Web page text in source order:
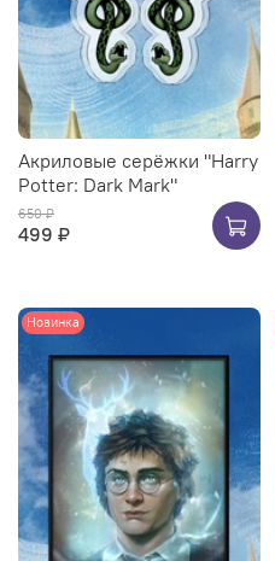
Акриловые серёжки "Harry
Potter: Dark Mark"
650 ₽
499 ₽
Новинка